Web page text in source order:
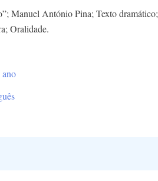
Manuel António Pina; Texto dramático;
Oralidade.
ano